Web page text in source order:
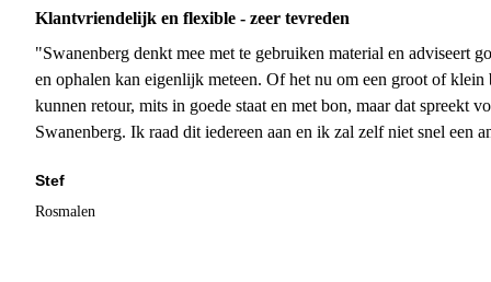
Klantvriendelijk en flexible - zeer tevreden
"Swanenberg denkt mee met te gebruiken material en adviseert
en ophalen kan eigenlijk meteen. Of het nu om een groot of
kunnen retour, mits in goede staat en met bon, maar dat spreekt
Swanenberg. Ik raad dit iedereen aan en ik zal zelf niet snel een
Stef
Rosmalen